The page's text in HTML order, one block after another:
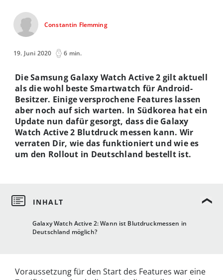
Constantin Flemming
19. Juni 2020 6 min.
Galaxy Watch Active 2: Wann ist Blutdruckmessen in
Deutschland möglich?
Die Samsung Galaxy Watch Active 2 gilt aktuell
als die wohl beste Smartwatch für Android-
Besitzer. Einige versprochene Features lassen
aber noch auf sich warten. In Südkorea hat ein
Update nun dafür gesorgt, dass die Galaxy
Watch Active 2 Blutdruck messen kann. Wir
verraten Dir, wie das funktioniert und wie es
um den Rollout in Deutschland bestellt ist.
Voraussetzung für den Start des Features war eine